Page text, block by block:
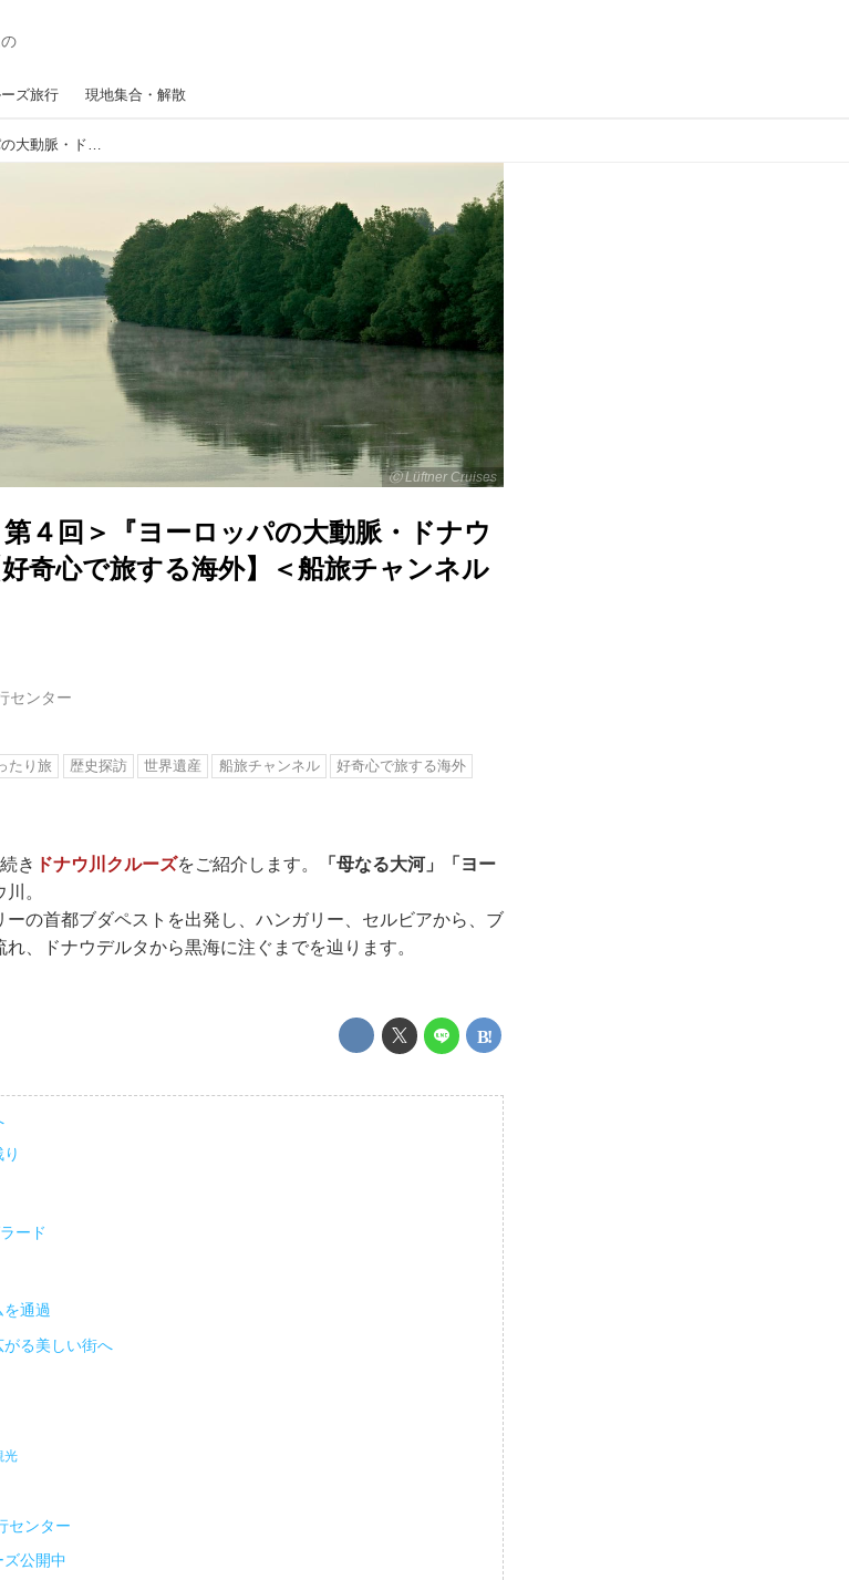
ズ旅行 現地集合・解散
欧羅巴リバークルーズ＜第４回＞『ヨーロッパの大動脈・ドナウ川クルーズ（後編）』【好奇心で旅する海外】＜船旅チャンネル＞
Ⓒ Lüftner Cruises
４回＞『ヨーロッパの大動脈・ドナウ
奇心で旅する海外】＜船旅チャンネル
センター
たり旅 歴史探訪 世界遺産 船旅チャンネル
好奇心で旅する海外
き ドナウ川クルーズをご紹介します。
「母なる大河」「ヨー
。
の首都ブダペストを出発し、ハンガリー、セルビアから、ブ
、ドナウデルタから黒海に注ぐまでを辿ります。
ード
を通過
る美しい街へ
光
センター
ズ公開中